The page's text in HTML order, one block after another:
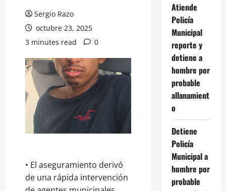
Sergio Razo
octubre 23, 2025
3 minutes read
0
• El aseguramiento derivó
de una rápida intervención
Atiende
Policía
Municipal
reporte y
detiene a
hombre por
probable
allanamient
o
Detiene
Policía
Municipal a
hombre por
probable